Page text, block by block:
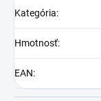
Kategória:
Hmotnosť:
EAN: